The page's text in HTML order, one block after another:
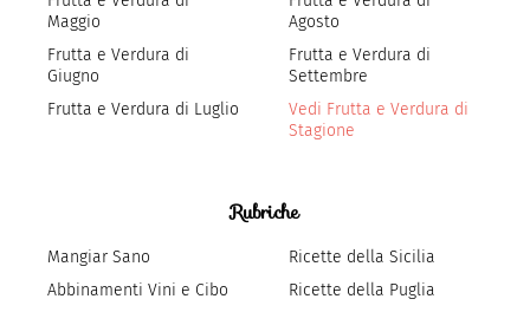
Maggio
Frutta e Verdura di
Giugno
Frutta e Verdura di Luglio
Agosto
Frutta e Verdura di
Settembre
Vedi Frutta e Verdura di
Stagione
Rubriche
Mangiar Sano
Abbinamenti Vini e Cibo
Ricette della Sicilia
Ricette della Puglia